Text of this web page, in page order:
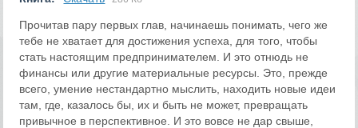
Прочитав пару первых глав, начинаешь понимать, чего же
тебе не хватает для достижения успеха, для того, чтобы
стать настоящим предпринимателем. И это отнюдь не
финансы или другие материальные ресурсы. Это, прежде
всего, умение нестандартно мыслить, находить новые идеи
там, где, казалось бы, их и быть не может, превращать
привычное в перспективное. И это вовсе не дар свыше,